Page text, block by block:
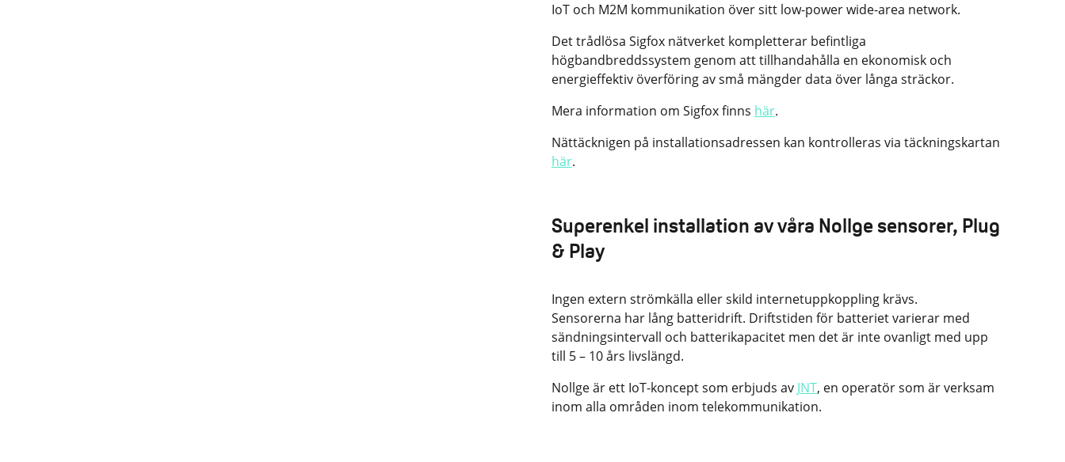
IoT och M2M kommunikation över sitt low-power wide-area network.
Det trådlösa Sigfox nätverket kompletterar befintliga
högbandbreddssystem genom att tillhandahålla en ekonomisk och
energieffektiv överföring av små mängder data över långa sträckor.
Mera information om Sigfox finns här.
Nättäcknigen på installationsadressen kan kontrolleras via täckningskartan
här.
Superenkel installation av våra Nollge sensorer, Plug
& Play
Ingen extern strömkälla eller skild internetuppkoppling krävs.
Sensorerna har lång batteridrift. Driftstiden för batteriet varierar med
sändningsintervall och batterikapacitet men det är inte ovanligt med upp
till 5 – 10 års livslängd.
Nollge är ett IoT-koncept som erbjuds av JNT, en operatör som är verksam
inom alla områden inom telekommunikation.